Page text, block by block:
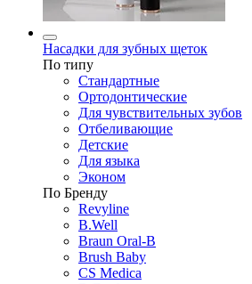
Насадки для зубных щеток
По типу
Стандартные
Ортодонтические
Для чувствительных зубов
Отбеливающие
Детские
Для языка
Эконом
По Бренду
Revyline
B.Well
Braun Oral-B
Brush Baby
CS Medica